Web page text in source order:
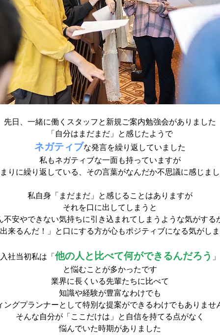
先日、一緒に働くスタッフと新規ご案内勉強会がありました
「自分はまだまだ」と感じたようで
ネガティブな発言を繰り返していました
私もネガティブな一面も持っていますが
りに繰り返している、その言葉がなんだか不思議に感じま
私自身「まだまだ」と感じることはありますが
それを口に出してしまうと
不安やできない気持ちに引き込まれてしまうような気がする
来るんだ！」と口にする方が心もポジティブになる気がし
入社当初私は「他の人と比べて何ができるんだろう 」
と悩むことが多かったです
業界に長くいる先輩たちに比べて
知識や経験が豊富なわけでも
ングプランナーとして特別な提案ができるわけでもありませ
そんな自分が「ここだけは」と自信を持てる点がなく
悩んでいた時期がありました